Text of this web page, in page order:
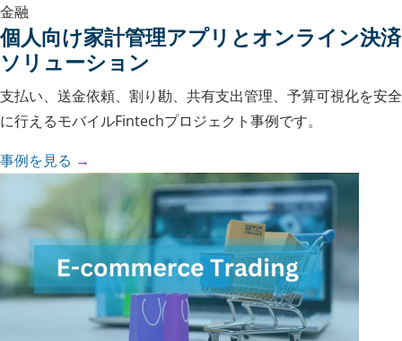
金融
個人向け家計管理アプリとオンライン決済
ソリューション
支払い、送金依頼、割り勘、共有支出管理、予算可視化を安全
に行えるモバイルFintechプロジェクト事例です。
事例を見る →